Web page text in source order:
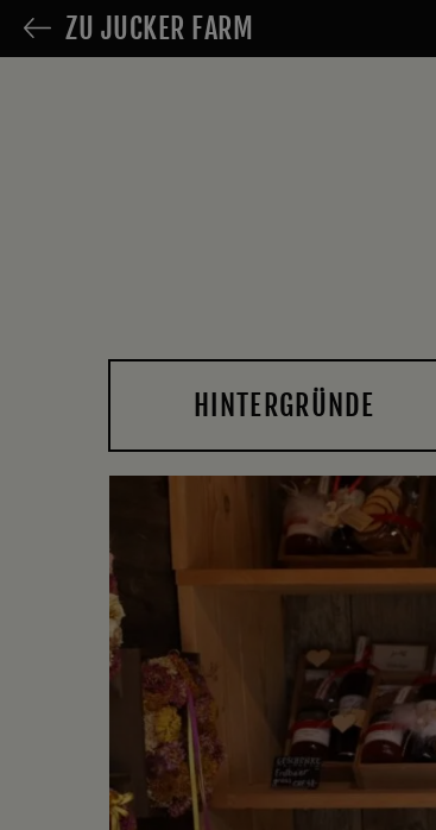
ZU JUCKER FARM
HINTERGRÜNDE